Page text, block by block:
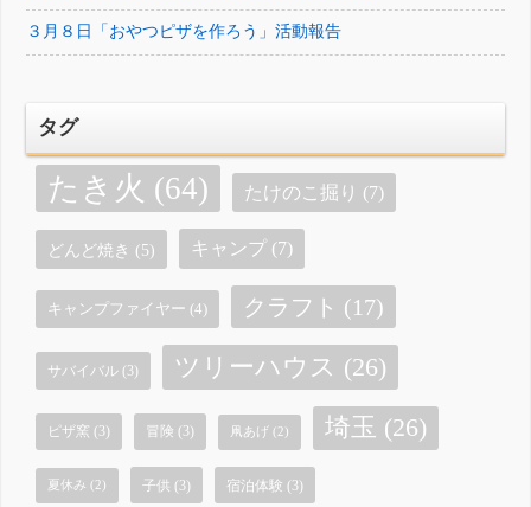
３月８日「おやつピザを作ろう」活動報告
タグ
たき火 (64) たけのこ掘り (7)
どんど焼き (5) キャンプ (7)
キャンプファイヤー (4) クラフト (17)
サバイバル (3) ツリーハウス (26)
ピザ窯 (3) 冒険 (3) 凧あげ (2) 埼玉 (26)
夏休み (2) 子供 (3) 宿泊体験 (3)